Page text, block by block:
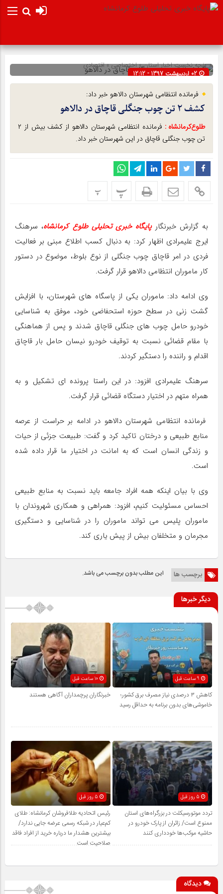
صفحه نخستاخبار استان»اختصاصی»اقتصادی
02 اردیبهشت 1397 - 12:12
شناسه : 6795
فرمانده انتظامی شهرستان دالاهو خبر داد:
کشف ۲ تن چوب جنگلی قاچاق در دالاهو
طلوع‌‌کرمانشاه :
فرمانده انتظامی شهرستان دالاهو از کشف بیش از ۲
تن چوب جنگلی قاچاق در این شهرستان خبر داد.
پ پ
به گزارش خبرنگارپایگاه خبری تحلیلی طلوع کرمانشاه، سرهنگ
ایرج علیمرادی اظهار کرد: به دنبال کسب اطلاع مبنی بر فعالیت
فردی در امر قاچاق چوب جنگلی از نوع بلوط، موضوع در دستور
کار ماموران انتظامی دالاهو قرار گرفت.
وی ادامه داد: ماموران یکی از پاسگاه های شهرستان، با افزایش
گشت زنی در سطح حوزه استحفاضی خود، موفق به شناسایی
خودرو حامل چوب های جنگلی قاچاق شدند و پس از هماهنگی
با مقام قضائی نسبت به توقیف خودرو نیسان حامل بار قاچاق
اقدام و راننده را دستگیر کردند.
سرهنگ علیمرادی افزود: در این راستا پرونده ای تشکیل و به
همراه متهم در اختیار دستگاه قضائی قرار گرفت.
فرمانده انتظامی شهرستان دالاهو در ادامه بر حراست از عرصه
منابع طبیعی و درختان تاکید کرد و گفت: طبیعت جزئی از حیات
و زندگی انسان است که به امانت در اختیار ما قرار داده شده
است.
وی با بیان اینکه همه افراد جامعه باید نسبت به منابع طبیعی
احساس مسئولیت کنیم، افزود: همراهی و همکاری شهروندان با
ماموران پلیس می تواند ماموران را در شناسایی و دستگیری
مجرمان و متخلفان بیش از پیش یاری کند.
برچسب ها این مطلب بدون برچسب می باشد.
دیگر خبرها
کاهش ۳ درصدی نیاز مصرف برق کشور؛
خاموشی‌های بدون برنامه به حداقل رسید
خبرنگاران پرچمداران آگاهی هستند
تردد موتورسیکلت در بزرگراه‌های استان
ممنوع است/ زائران از پارک خودرو در
حاشیه موکب‌ها خودداری کنند
رئیس اتحادیه طلافروشان کرمانشاه: طلای
کم‌عیار در شبکه رسمی عرضه جایی ندارد/
بیشترین هشدار ما درباره خرید از افراد فاقد
صلاحیت است
دیدگاه